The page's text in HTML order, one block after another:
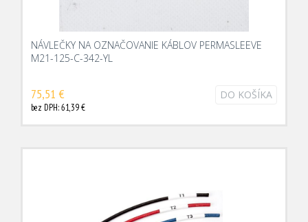
NÁVLEČKY NA OZNAČOVANIE KÁBLOV PERMASLEEVE
M21-125-C-342-YL
75,51 €
bez DPH: 61,39 €
DO KOŠÍKA